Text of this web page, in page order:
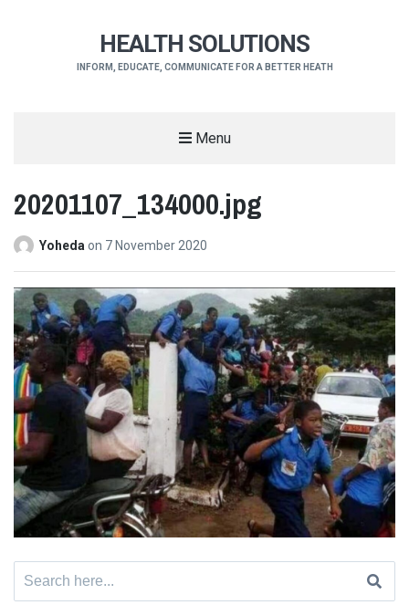
HEALTH SOLUTIONS
INFORM, EDUCATE, COMMUNICATE FOR A BETTER HEATH
Menu
20201107_134000.jpg
Yoheda on 7 November 2020